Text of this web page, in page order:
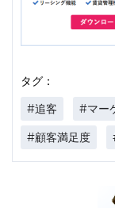
タグ：
#追客 #マー
#顧客満足度